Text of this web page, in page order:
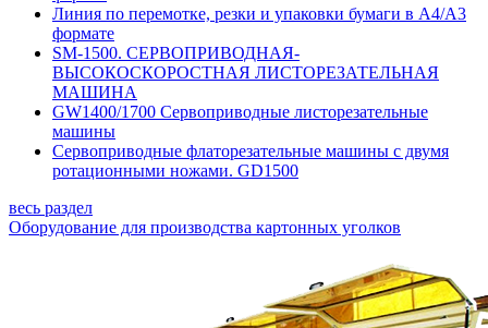
Линия по перемотке, резки и упаковки бумаги в А4/А3
формате
SM-1500. СЕРВОПРИВОДНАЯ-
ВЫСОКОСКОРОСТНАЯ ЛИСТОРЕЗАТЕЛЬНАЯ
МАШИНА
GW1400/1700 Сервоприводные листорезательные
машины
Сервоприводные флаторезательные машины с двумя
ротационными ножами. GD1500
весь раздел
Оборудование для производства картонных уголков